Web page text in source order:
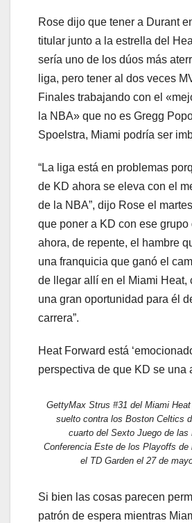
Rose dijo que tener a Durant
titular junto a la estrella del
sería uno de los dúos más
liga, pero tener al dos veces
Finales trabajando con el
la NBA» que no es Gregg
Spoelstra, Miami podría ser
“La liga está en problemas
de KD ahora se eleva con el
de la NBA”, dijo Rose el
que poner a KD con ese
ahora, de repente, el hambre
una franquicia que ganó el
de llegar allí en el Miami Heat,
una gran oportunidad para él
carrera”.
Heat Forward está
perspectiva de que KD se una
GettyMax Strus #31 del Miami
suelto contra los Boston Celtics
cuarto del Sexto Juego de las
Conferencia Este de los Playoffs de
el TD Garden el 27 de
Si bien las cosas parecen
patrón de espera mientras